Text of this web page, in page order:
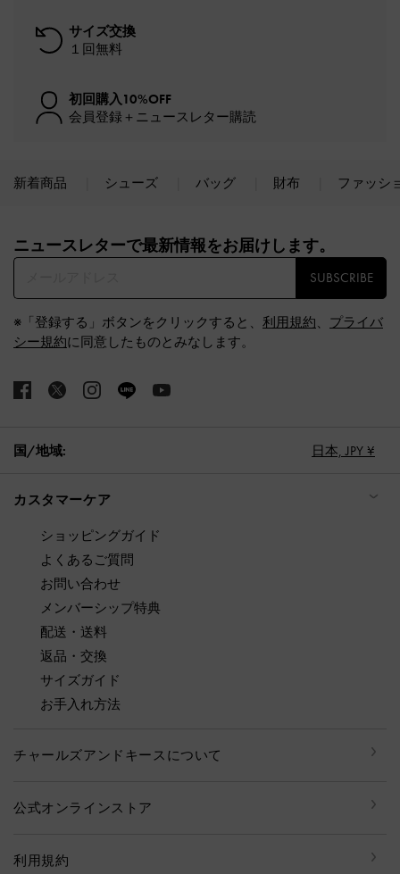
サイズ交換
１回無料
初回購入10%OFF
会員登録＋ニュースレター購読
新着商品 シューズ バッグ 財布 ファッシ
ニュースレターで最新情報をお届けします。​
SUBSCRIBE
※「登録する」ボタンをクリックすると、 利用規約、 プライバ
シー規約に同意したものとみなします。
国/地域: 日本, JPY ¥
カスタマーケア
ショッピングガイド
よくあるご質問
お問い合わせ
メンバーシップ特典
配送・送料
返品・交換
サイズガイド
お手入れ方法
チャールズアンドキースについて
公式オンラインストア
利用規約